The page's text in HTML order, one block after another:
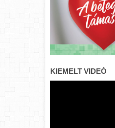
KIEMELT VIDEÓ